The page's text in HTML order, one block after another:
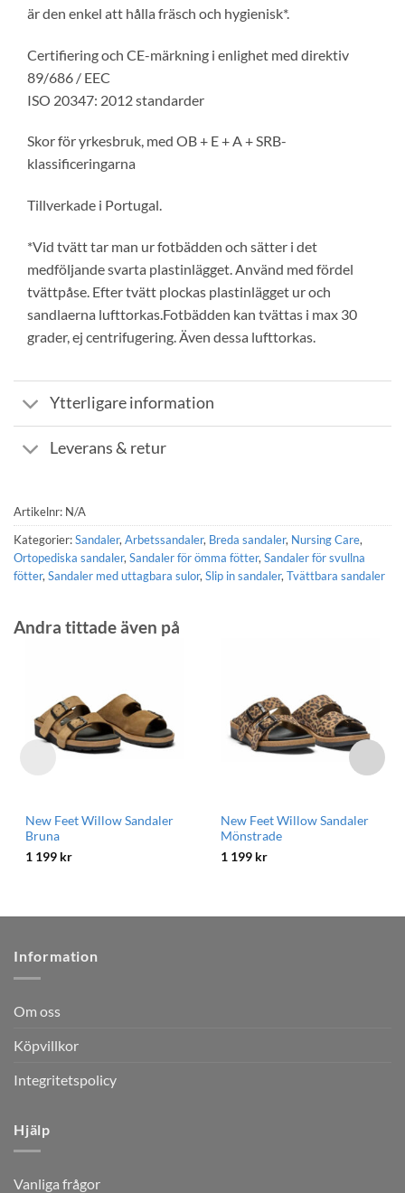
är den enkel att hålla fräsch och hygienisk*.
Certifiering och CE-märkning i enlighet med direktiv
89/686 / EEC
ISO 20347: 2012 standarder
Skor för yrkesbruk, med OB + E + A + SRB-
klassificeringarna
Tillverkade i Portugal.
*Vid tvätt tar man ur fotbädden och sätter i det
medföljande svarta plastinlägget. Använd med fördel
tvättpåse. Efter tvätt plockas plastinlägget ur och
sandlaerna lufttorkas.Fotbädden kan tvättas i max 30
grader, ej centrifugering. Även dessa lufttorkas.
Ytterligare information
Leverans & retur
Artikelnr: N/A
Kategorier:Sandaler, Arbetssandaler, Breda sandaler, Nursing Care,
Ortopediska sandaler, Sandaler för ömma fötter, Sandaler för svullna
fötter, Sandaler med uttagbara sulor, Slip in sandaler, Tvättbara sandaler
Andra tittade även på
New Feet Willow Sandaler
Bruna
1 199 kr
New Feet Willow Sandaler
Mönstrade
1 199 kr
Information
Om oss
Köpvillkor
Integritetspolicy
Hjälp
Vanliga frågor